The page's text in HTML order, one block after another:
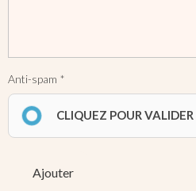
Anti-spam
CLIQUEZ POUR VALIDER
Ajouter